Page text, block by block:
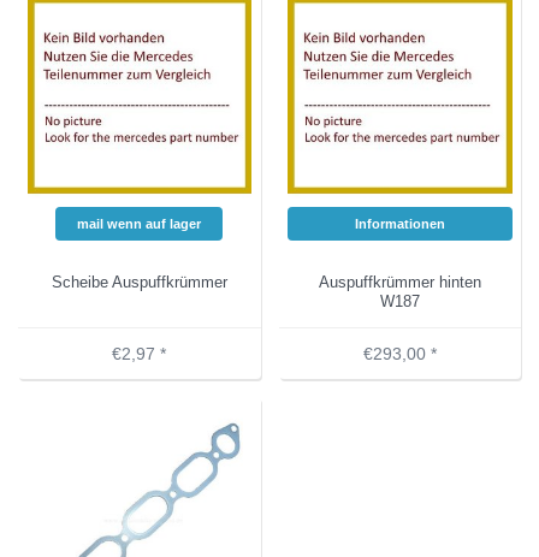
mail wenn auf lager
Scheibe Auspuffkrümmer
€2,97 *
Informationen
Auspuffkrümmer hinten
W187
€293,00 *